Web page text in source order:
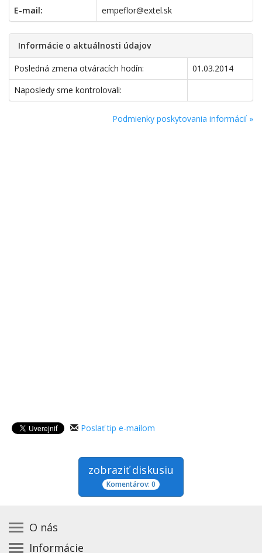
E-mail:
empeflor@extel.sk
Informácie o aktuálnosti údajov
Posledná zmena otváracích hodín:
01.03.2014
Naposledy sme kontrolovali:
Podmienky poskytovania informácií »
Poslať tip e-mailom
zobraziť diskusiu
Komentárov: 0
O nás
Kontakt na prevádzkovateľa
Informácie